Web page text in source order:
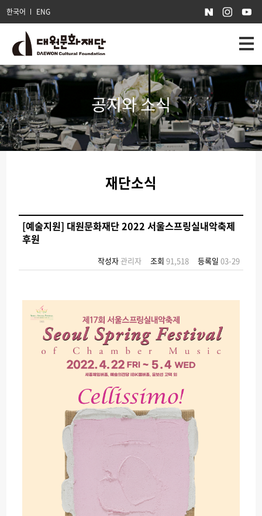
한국어 ENG
공지와 소식
재단소식
[예술지원] 대원문화재단 2022 서울스프링실내악축제
후원
작성자관리자 조회 91,518 등록일 03-29